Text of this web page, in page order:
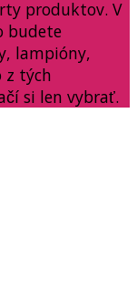
produktov. V
budete
lampióny,
z tých
si len vybrať.